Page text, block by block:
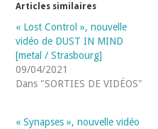
Articles similaires
« Lost Control », nouvelle
vidéo de DUST IN MIND
[metal / Strasbourg]
09/04/2021
Dans "SORTIES DE VIDÉOS"
« Synapses », nouvelle vidéo